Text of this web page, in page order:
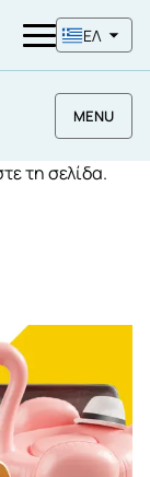
ΕΛ
MENU
τη σελίδα.